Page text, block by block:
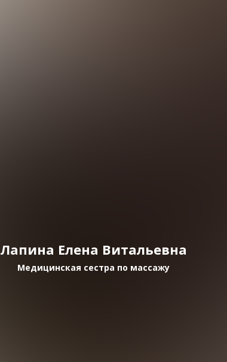
Лапина Елена Витальевна
Медицинская сестра по массажу